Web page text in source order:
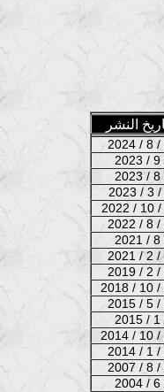
النشر
2024 / 8 /
2023 / 9
2023 / 8
2023 / 3 /
2022 / 10 /
2022 / 8 /
2021 / 8
2021 / 2 /
2019 / 2 /
2018 / 10 /
2015 / 5 /
2015 / 1
2014 / 10 /
2014 / 1 /
2007 / 8 /
2004 / 6